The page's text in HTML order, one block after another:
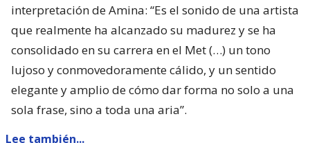
interpretación de Amina: “Es el sonido de una artista
que realmente ha alcanzado su madurez y se ha
consolidado en su carrera en el Met (…) un tono
lujoso y conmovedoramente cálido, y un sentido
elegante y amplio de cómo dar forma no solo a una
sola frase, sino a toda una aria”.
Lee también...